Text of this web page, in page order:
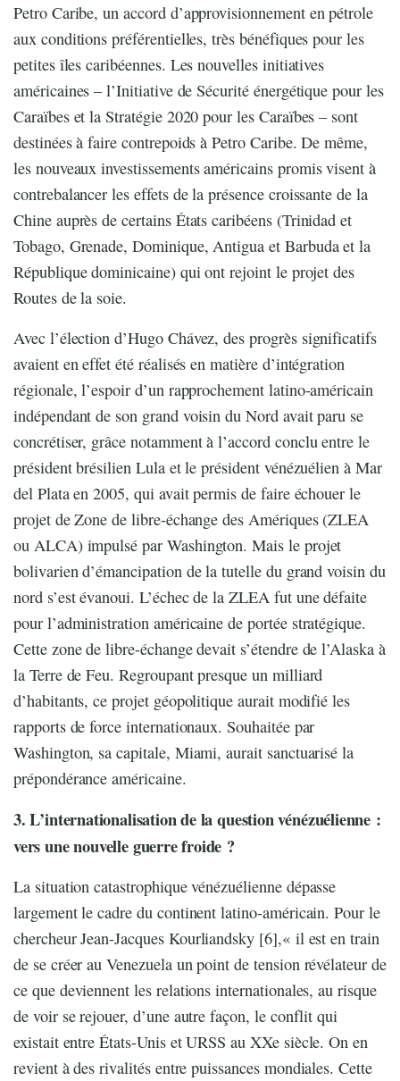
Petro Caribe, un accord d’approvisionnement en pétrole
aux conditions préférentielles, très bénéfiques pour les
petites îles caribéennes. Les nouvelles initiatives
américaines – l’Initiative de Sécurité énergétique pour les
Caraïbes et la Stratégie 2020 pour les Caraïbes – sont
destinées à faire contrepoids à Petro Caribe. De même,
les nouveaux investissements américains promis visent à
contrebalancer les effets de la présence croissante de la
Chine auprès de certains États caribéens (Trinidad et
Tobago, Grenade, Dominique, Antigua et Barbuda et la
République dominicaine) qui ont rejoint le projet des
Routes de la soie.
Avec l’élection d’Hugo Chávez, des progrès significatifs
avaient en effet été réalisés en matière d’intégration
régionale, l’espoir d’un rapprochement latino-américain
indépendant de son grand voisin du Nord avait paru se
concrétiser, grâce notamment à l’accord conclu entre le
président brésilien Lula et le président vénézuélien à Mar
del Plata en 2005, qui avait permis de faire échouer le
projet de Zone de libre-échange des Amériques (ZLEA
ou ALCA) impulsé par Washington. Mais le projet
bolivarien d’émancipation de la tutelle du grand voisin du
nord s’est évanoui. L’échec de la ZLEA fut une défaite
pour l’administration américaine de portée stratégique.
Cette zone de libre-échange devait s’étendre de l’Alaska à
la Terre de Feu. Regroupant presque un milliard
d’habitants, ce projet géopolitique aurait modifié les
rapports de force internationaux. Souhaitée par
Washington, sa capitale, Miami, aurait sanctuarisé la
prépondérance américaine.
3. L’internationalisation de la question vénézuélienne :
vers une nouvelle guerre froide ?
La situation catastrophique vénézuélienne dépasse
largement le cadre du continent latino-américain. Pour le
chercheur Jean-Jacques Kourliandsky [6],« il est en train
de se créer au Venezuela un point de tension révélateur de
ce que deviennent les relations internationales, au risque
de voir se rejouer, d’une autre façon, le conflit qui
existait entre États-Unis et URSS au XXe siècle. On en
revient à des rivalités entre puissances mondiales. Cette